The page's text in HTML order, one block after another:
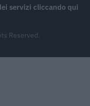
servizi cliccando qui
Reserved.